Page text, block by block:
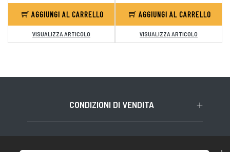
AGGIUNGI AL CARRELLO
VISUALIZZA ARTICOLO
AGGIUNGI AL CARRELLO
VISUALIZZA ARTICOLO
CONDIZIONI DI VENDITA